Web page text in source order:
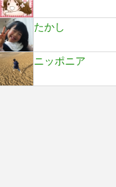
たかし
ニッポニア